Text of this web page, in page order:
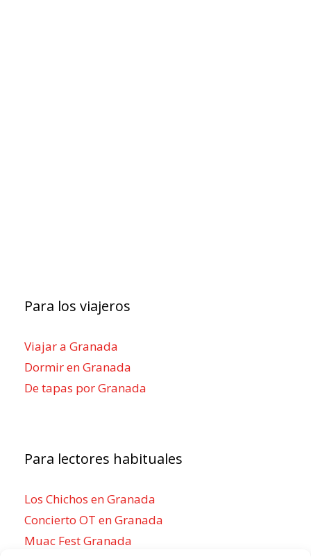
Para los viajeros
Viajar a Granada
Dormir en Granada
De tapas por Granada
Para lectores habituales
Los Chichos en Granada
Concierto OT en Granada
Muac Fest Granada